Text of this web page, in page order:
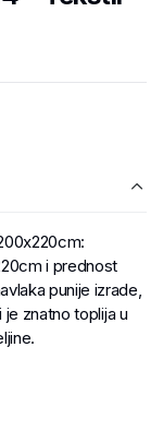
i prednost
punije izrade,
znatno toplija u